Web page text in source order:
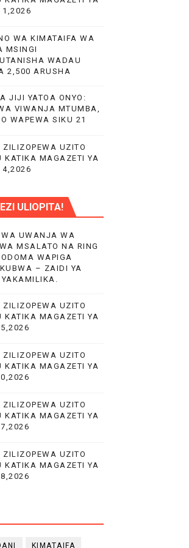
1,2026
WA KIMATAIFA WA
MSINGI
WADAU
2,500 ARUSHA
JIJI YATOA ONYO:
VIWANJA MTUMBA,
WAPEWA SIKU 21
ZILIZOPEWA UZITO
KATIKA MAGAZETI YA
4,2026
ULIOPITA!
UWANJA WA
MSALATO NA RING
WAPIGA
– ZAIDI YA
ZILIZOPEWA UZITO
KATIKA MAGAZETI YA
ZILIZOPEWA UZITO
KATIKA MAGAZETI YA
ZILIZOPEWA UZITO
KATIKA MAGAZETI YA
ZILIZOPEWA UZITO
KATIKA MAGAZETI YA
KIMATAIFA